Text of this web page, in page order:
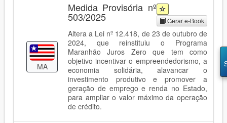
MA
Medida Provisória nº
503/2025 Gerar e-Book
Altera a Lei nº 12.418, de 23 de outubro de
2024, que reinstituiu o Programa
Maranhão Juros Zero que tem como
objetivo incentivar o empreendedorismo, a
economia solidária, alavancar o
investimento produtivo e promover a
geração de emprego e renda no Estado,
para ampliar o valor máximo da operação
de crédito.